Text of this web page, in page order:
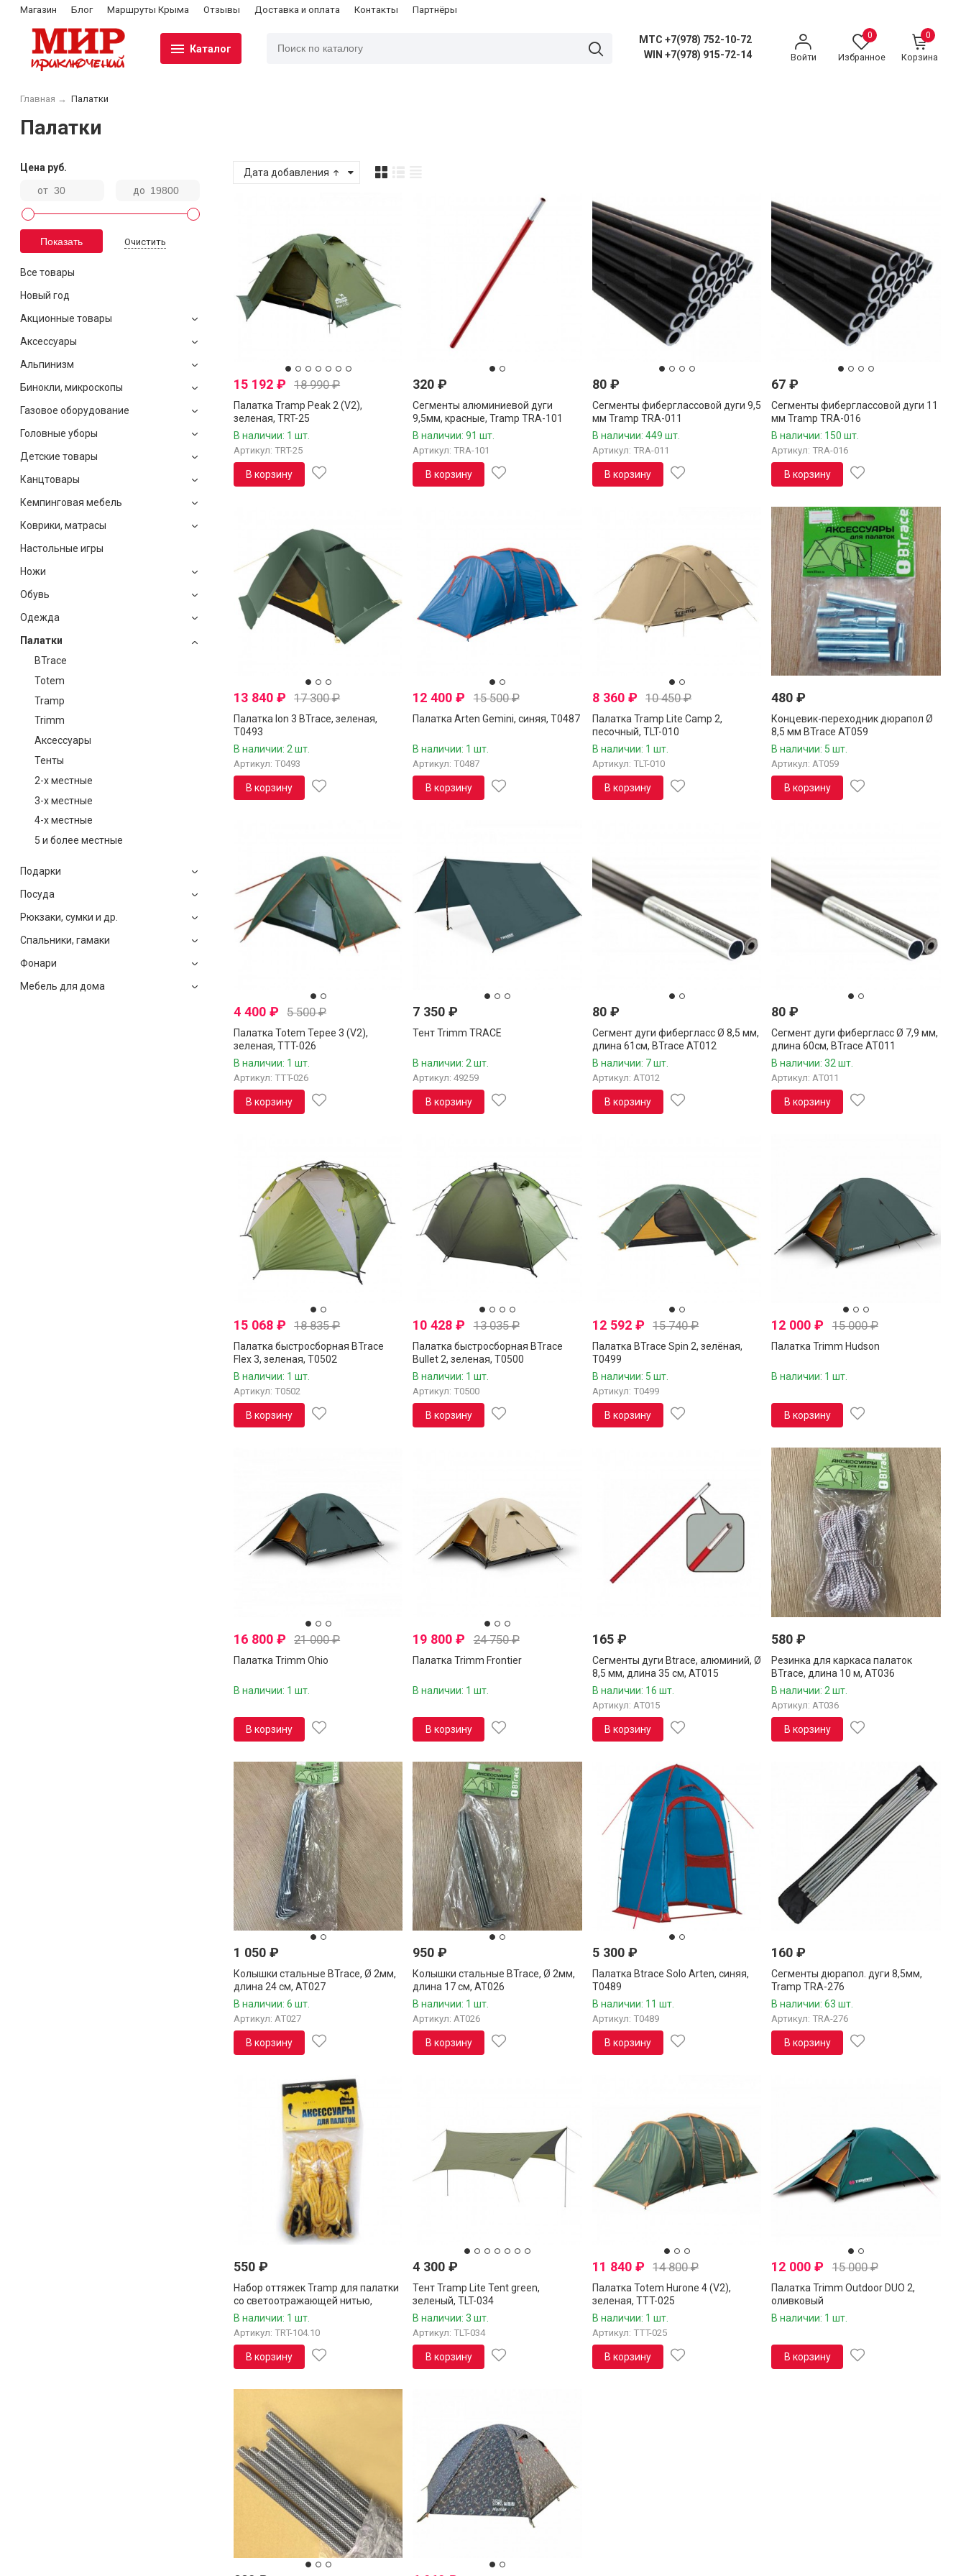
Магазин Блог Маршруты Крыма Отзывы Доставка и оплата Контакты Партнёры
Каталог
MTC +7(978) 752-10-72
WIN +7(978) 915-72-14
Войти
0
Избранное
0
Корзина
Главная → Палатки
Палатки
Цена руб.
от до
Очистить
Все товары
Новый год
Акционные товары
Аксессуары
Альпинизм
Бинокли, микроскопы
Газовое оборудование
Головные уборы
Детские товары
Канцтовары
Кемпинговая мебель
Коврики, матрасы
Настольные игры
Ножи
Обувь
Одежда
Палатки
BTrace
Totem
Tramp
Trimm
Аксессуары
Тенты
2-х местные
3-х местные
4-х местные
5 и более местные
Подарки
Посуда
Рюкзаки, сумки и др.
Спальники, гамаки
Фонари
Мебель для дома
Дата добавления
15 192 ₽ 18 990₽
Палатка Tramp Peak 2 (V2),
зеленая, TRT-25
В наличии: 1 шт.
Артикул: TRT-25
В корзину
320₽
Сегменты алюминиевой дуги
9,5мм, красные, Tramp TRA-101
В наличии: 91 шт.
Артикул: TRA-101
В корзину
80 ₽
Сегменты фиберглассовой дуги 9,5
мм Tramp TRA-011
В наличии: 449 шт.
Артикул: TRA-011
В корзину
67₽
Сегменты фиберглассовой дуги 11
мм Tramp TRA-016
В наличии: 150 шт.
Артикул: TRA-016
В корзину
13 840 ₽ 17 300₽
Палатка Ion 3 BTrace, зеленая,
T0493
В наличии: 2 шт.
Артикул: T0493
В корзину
12 400₽ 15 500₽
Палатка Arten Gemini, синяя, T0487
В наличии: 1 шт.
Артикул: T0487
В корзину
8 360 ₽ 10 450₽
Палатка Tramp Lite Camp 2,
песочный, TLT-010
В наличии: 1 шт.
Артикул: TLT-010
В корзину
480₽
Концевик-переходник дюрапол Ø
8,5 мм BTrace AT059
В наличии: 5 шт.
Артикул: AT059
В корзину
4 400 ₽ 5 500₽
Палатка Totem Tepee 3 (V2),
зеленая, TTT-026
В наличии: 1 шт.
Артикул: TTT-026
В корзину
7 350₽
Тент Trimm TRACE
В наличии: 2 шт.
Артикул: 49259
В корзину
80 ₽
Сегмент дуги фибергласс Ø 8,5 мм,
длина 61см, BTrace AT012
В наличии: 7 шт.
Артикул: AT012
В корзину
80₽
Сегмент дуги фибергласс Ø 7,9 мм,
длина 60см, BTrace AT011
В наличии: 32 шт.
Артикул: AT011
В корзину
15 068 ₽ 18 835₽
Палатка быстросборная BTrace
Flex 3, зеленая, T0502
В наличии: 1 шт.
Артикул: T0502
В корзину
10 428₽ 13 035₽
Палатка быстросборная BTrace
Bullet 2, зеленая, T0500
В наличии: 1 шт.
Артикул: T0500
В корзину
12 592 ₽ 15 740₽
Палатка BTrace Spin 2, зелёная,
T0499
В наличии: 5 шт.
Артикул: T0499
В корзину
12 000₽ 15 000₽
Палатка Trimm Hudson
В наличии: 1 шт.
В корзину
16 800 ₽ 21 000₽
Палатка Trimm Ohio
В наличии: 1 шт.
В корзину
19 800₽ 24 750₽
Палатка Trimm Frontier
В наличии: 1 шт.
В корзину
165 ₽
Сегменты дуги Btrace, алюминий, Ø
8,5 мм, длина 35 см, AT015
В наличии: 16 шт.
Артикул: AT015
В корзину
580₽
Резинка для каркаса палаток
BTrace, длина 10 м, AT036
В наличии: 2 шт.
Артикул: AT036
В корзину
1 050 ₽
Колышки стальные BTrace, Ø 2мм,
длина 24 см, AT027
В наличии: 6 шт.
Артикул: AT027
В корзину
950₽
Колышки стальные BTrace, Ø 2мм,
длина 17 см, AT026
В наличии: 1 шт.
Артикул: AT026
В корзину
5 300 ₽
Палатка Btrace Solo Arten, синяя,
T0489
В наличии: 11 шт.
Артикул: T0489
В корзину
160₽
Сегменты дюрапол. дуги 8,5мм,
Tramp TRA-276
В наличии: 63 шт.
Артикул: TRA-276
В корзину
550 ₽
Набор оттяжек Tramp для палатки
со светоотражающей нитью,
комплект, TRT-104.10
В наличии: 1 шт.
Артикул: TRT-104.10
В корзину
4 300₽
Тент Tramp Lite Tent green,
зеленый, TLT-034
В наличии: 3 шт.
Артикул: TLT-034
В корзину
11 840 ₽ 14 800₽
Палатка Totem Hurone 4 (V2),
зеленая, TTT-025
В наличии: 1 шт.
Артикул: TTT-025
В корзину
12 000₽ 15 000₽
Палатка Trimm Outdoor DUO 2,
оливковый
В наличии: 1 шт.
В корзину